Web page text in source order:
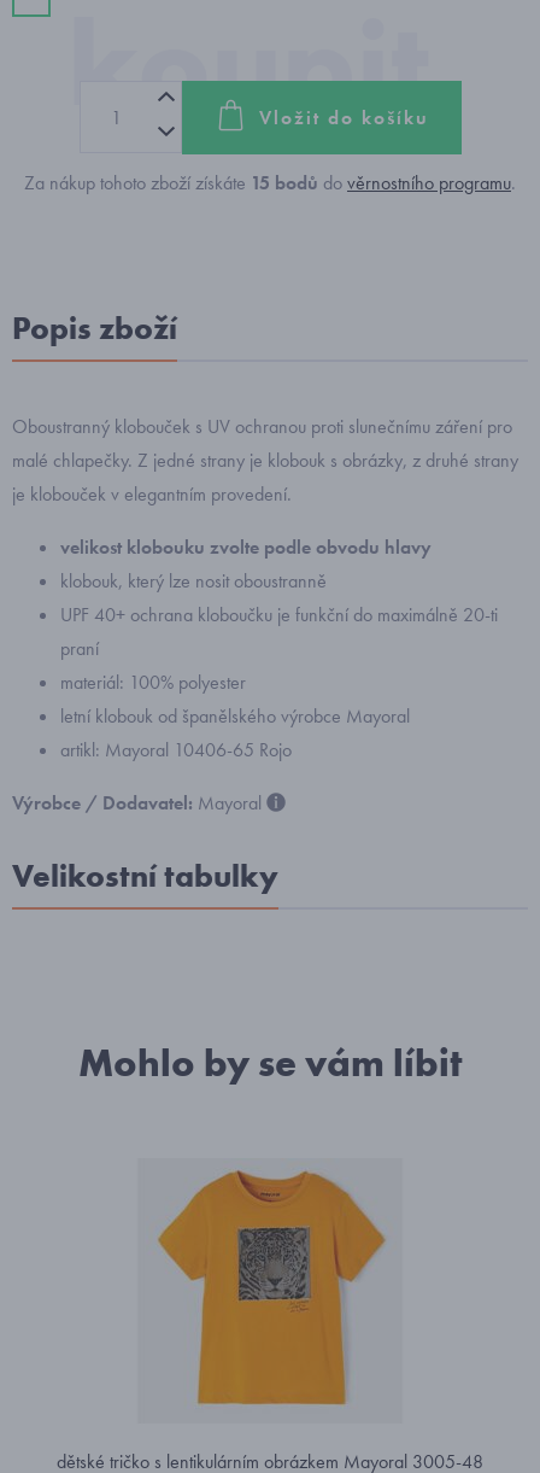
Vložit do košíku
Za nákup tohoto zboží získáte 15 bodů dověrnostního programu.
Popis zboží
Oboustranný klobouček s UV ochranou proti slunečnímu záření pro
malé chlapečky. Z jedné strany je klobouk s obrázky, z druhé strany
je klobouček v elegantním provedení.
velikost klobouku zvolte podle obvodu hlavy
klobouk, který lze nosit oboustranně
UPF 40+ ochrana kloboučku je funkční do maximálně 20-ti
praní
materiál: 100% polyester
letní klobouk od španělského výrobce Mayoral
artikl: Mayoral 10406-65 Rojo
Výrobce / Dodavatel: Mayoral
Velikostní tabulky
Mohlo by se vám líbit
dětské tričko s lentikulárním obrázkem Mayoral 3005-48